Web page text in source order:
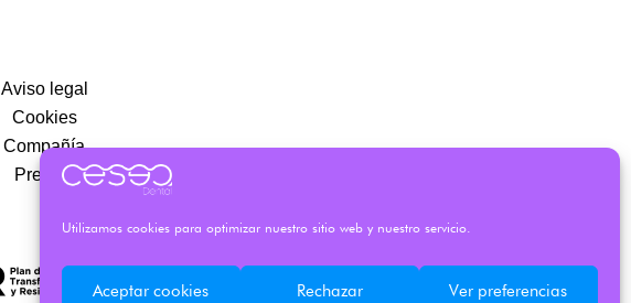
Utilizamos cookies para optimizar nuestro sitio web y nuestro servicio.
Aceptar cookies Rechazar Ver preferencias
Aviso legal
Cookies
Compañía
Precios